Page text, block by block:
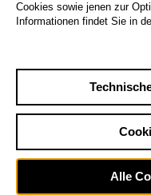
Sa29.8.
Cookies sowie jenen zur
Informationen findet Sie in
Alle